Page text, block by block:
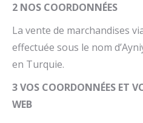
2 NOS COORDONNÉES
La vente de marchandises
effectuée sous le nom
en Turquie.
3 VOS COORDONNÉES ET
WEB